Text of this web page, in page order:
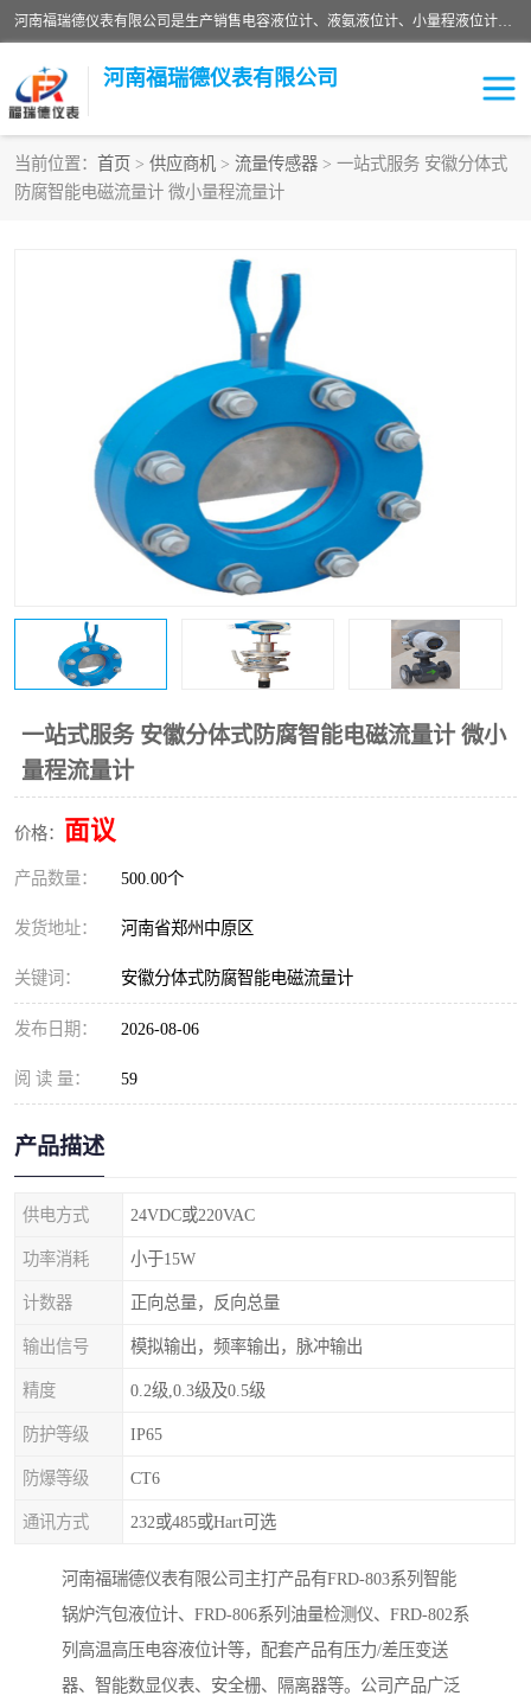
河南福瑞德仪表有限公司是生产销售电容液位计、液氨液位计、小量程液位计定制、智能锅炉水位计、液氮液位计等；并在产品开发、研制的过程中，吸取国内外仪器仪表的技术精华，建立了一支高、精、尖的科研开发队伍，使产品性能不断升级。
河南福瑞德仪表有限公司
当前位置： 首页 > 供应商机 > 流量传感器 > 一站式服务 安徽分体式
防腐智能电磁流量计 微小量程流量计
一站式服务 安徽分体式防腐智能电磁流量计 微小
量程流量计
价格： 面议
产品数量： 500.00个
发货地址： 河南省郑州中原区
关键词： 安徽分体式防腐智能电磁流量计
发布日期： 2026-08-06
阅 读 量： 59
产品描述
供电方式 24VDC或220VAC
功率消耗 小于15W
计数器 正向总量，反向总量
输出信号 模拟输出，频率输出，脉冲输出
精度 0.2级,0.3级及0.5级
防护等级 IP65
防爆等级 CT6
通讯方式 232或485或Hart可选
河南福瑞德仪表有限公司主打产品有FRD-803系列智能
锅炉汽包液位计、FRD-806系列油量检测仪、FRD-802系
列高温高压电容液位计等，配套产品有压力/差压变送
器、智能数显仪表、安全栅、隔离器等。公司产品广泛
液位计
液氮液位计
液位计传感器定制
液氨液位计 物位计
油量传感器 测漏仪
温度变送器 锅炉水位计
流量仪表 加油站液位仪